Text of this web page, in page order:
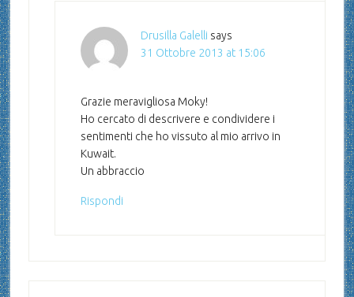
Drusilla Galelli says
31 Ottobre 2013 at 15:06
Grazie meravigliosa Moky!
Ho cercato di descrivere e condividere i
sentimenti che ho vissuto al mio arrivo in
Kuwait.
Un abbraccio
Rispondi